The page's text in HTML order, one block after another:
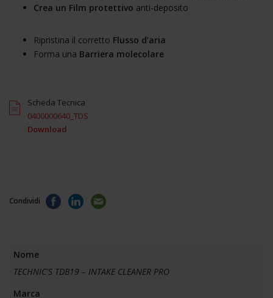
Crea un Film protettivo anti-deposito
Ripristina il corretto Flusso d’aria
Forma una Barriera molecolare
Scheda Tecnica
0400000640_TDS
Download
Condividi
Nome
TECHNIC'S TDB19 – INTAKE CLEANER PRO
Marca